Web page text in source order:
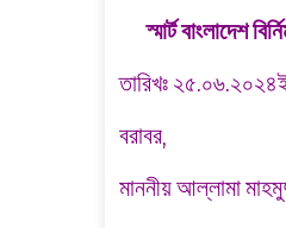
স্মার্ট বাংলাদেশ
তারিখঃ
বরাবর,
মাননীয় আল্লামা